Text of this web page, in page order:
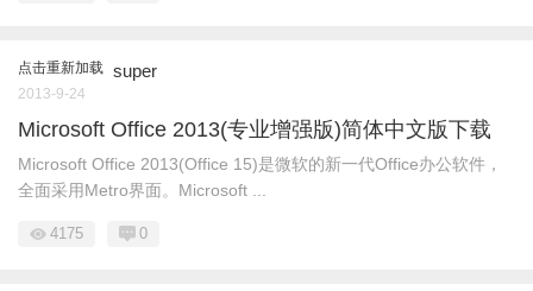
点击重新加载 super
2013-9-24
Microsoft Office 2013(专业增强版)简体中文版下载
Microsoft Office 2013(Office 15)是微软的新一代Office办公软件，
全面采用Metro界面。Microsoft ...
4175 0